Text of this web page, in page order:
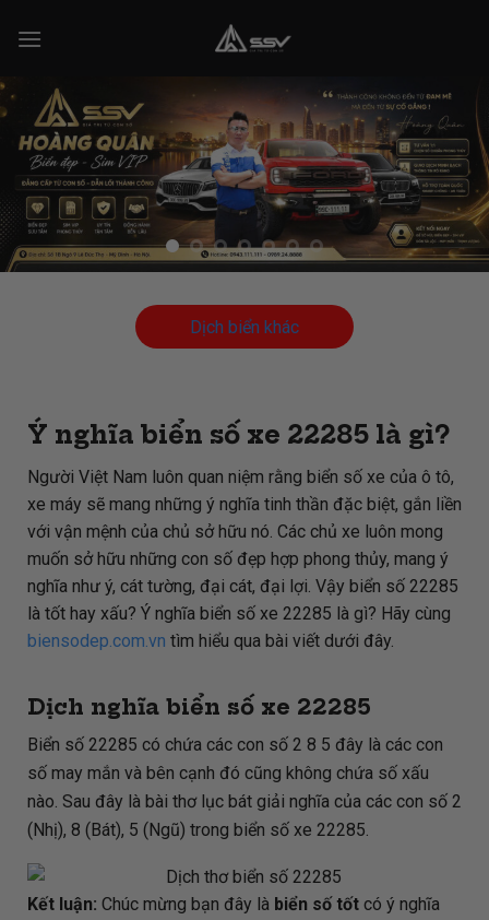
Dịch biển khác
Ý nghĩa biển số xe 22285 là gì?
Người Việt Nam luôn quan niệm rằng biển số xe của ô tô,
xe máy sẽ mang những ý nghĩa tinh thần đặc biệt, gắn liền
với vận mệnh của chủ sở hữu nó. Các chủ xe luôn mong
muốn sở hữu những con số đẹp hợp phong thủy, mang ý
nghĩa như ý, cát tường, đại cát, đại lợi. Vậy biển số 22285
là tốt hay xấu? Ý nghĩa biển số xe 22285 là gì? Hãy cùng
biensodep.com.vn tìm hiểu qua bài viết dưới đây.
Dịch nghĩa biển số xe 22285
Biển số 22285 có chứa các con số 2 8 5 đây là các con
số may mắn và bên cạnh đó cũng không chứa số xấu
nào. Sau đây là bài thơ lục bát giải nghĩa của các con số 2
(Nhị), 8 (Bát), 5 (Ngũ) trong biển số xe 22285.
Kết luận: Chúc mừng bạn đây là biển số tốtcó ý nghĩa